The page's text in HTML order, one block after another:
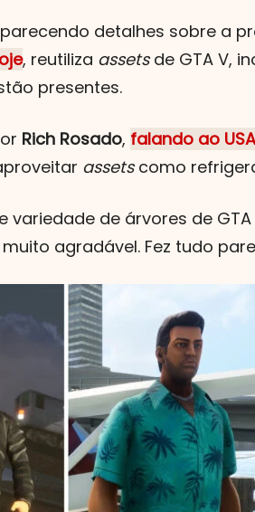
detalhes sobre a
, reutiliza assetsde GTA V,
presentes.
Rich Rosado, falando ao
assetscomo
variedade de árvores de
agradável. Fez tudo